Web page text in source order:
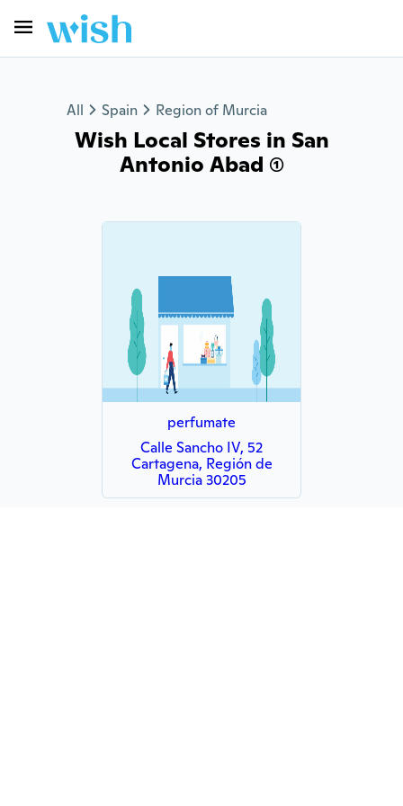
All Spain Region of Murcia
Wish Local Stores in San
Antonio Abad (1)
perfumate
Calle Sancho IV, 52
Cartagena, Región de
Murcia 30205